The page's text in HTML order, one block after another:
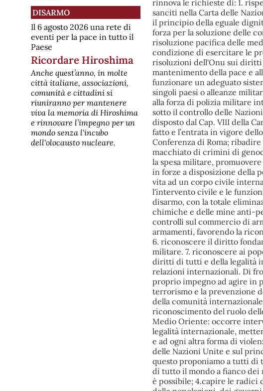
DISARMO
Il 6 agosto 2026 una rete di
eventi per la pace in tutto il
Paese
Ricordare Hiroshima
Anche quest’anno, in molte
città italiane, associazioni,
comunità e cittadini si
riuniranno per mantenere
viva la memoria di Hiroshima
e rinnovare l’impegno per un
mondo senza l'incubo
dell'olocausto nucleare.